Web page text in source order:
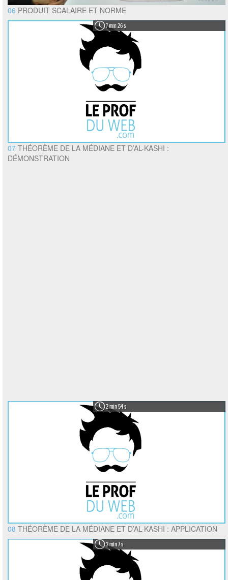
06 PRODUIT SCALAIRE ET NORME
7 min 26 s
07 THÉORÈME DE LA MÉDIANE ET D’AL-KASHI :
DÉMONSTRATION
2 min 54 s
08 THÉORÈME DE LA MÉDIANE ET D’AL-KASHI : APPLICATION
3 min 7 s